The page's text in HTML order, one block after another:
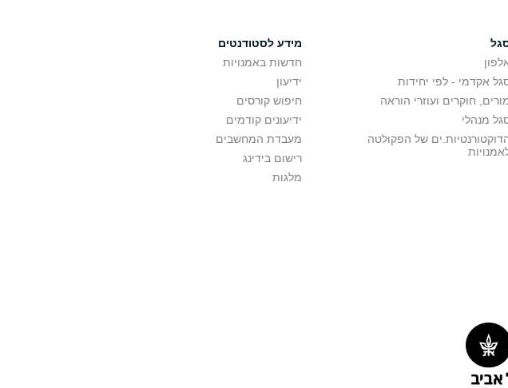
אקדמי - לפי יחידות
חוקרים ועוזרי הוראה
מנהלי
של הפקולטה
מידע לסטודנטים
חדשות באמנויות
ידיעון
חיפוש קורסים
ידיעונים קודמים
מעבדת המחשבים
רישום בידינג
מלגות